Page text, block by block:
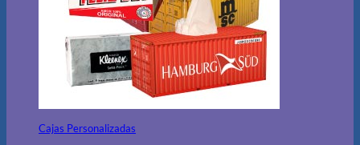
Cajas Personalizadas